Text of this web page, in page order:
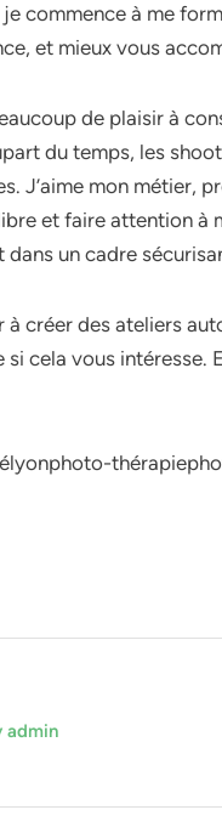
commence à me
et mieux vous
de plaisir à
du temps, les
J’aime mon métier,
et faire attention à
un cadre
créer des ateliers
si cela vous
admin